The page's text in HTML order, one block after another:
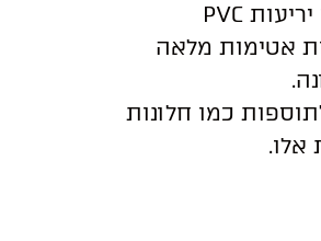
יריעות שמשונית, לדוגמא, הן יריעות PVC
אטימות מלאה
כמו חלונות
אלו.